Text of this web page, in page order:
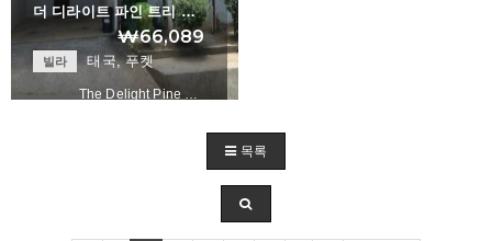
더 디라이트 파인 트리 …
₩66,089
빌라 태국, 푸켓
The Delight Pine …
목록